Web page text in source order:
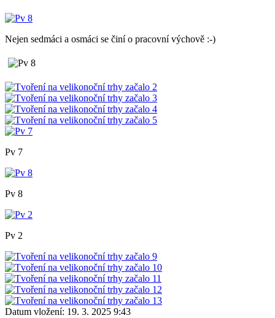
Nejen sedmáci a osmáci se činí o pracovní výchově :-)
Pv 7
Pv 8
Pv 2
Datum vložení: 19. 3. 2025 9:43